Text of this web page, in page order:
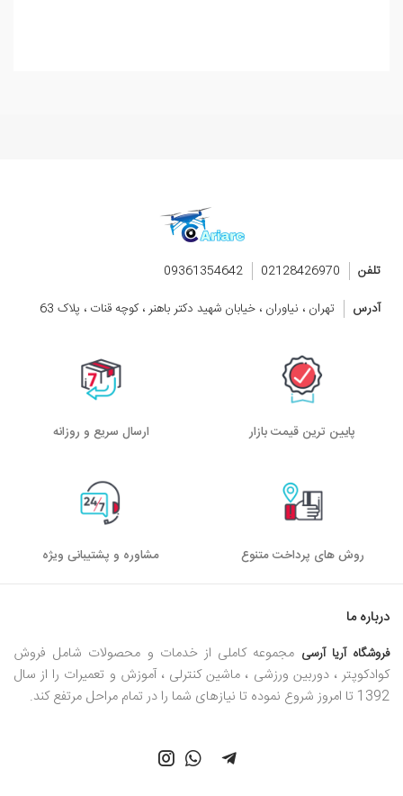
تلفن 02128426970
09361354642
آدرس
تهران ، نیاوران ، خیابان شهید دکتر باهنر ، کوچه قنات ، پلاک 63
پایین ترین قیمت بازار ارسال سریع و روزانه
روش های پرداخت متنوع مشاوره و پشتیبانی ویژه
درباره ما
فروشگاه آریا آرسی مجموعه کاملی از خدمات و محصولات شامل فروش
کوادکوپتر ، دوربین ورزشی ، ماشین کنترلی ، آموزش و تعمیرات را از سال
1392 تا امروز شروع نموده تا نیازهای شما را در تمام مراحل مرتفع کند.